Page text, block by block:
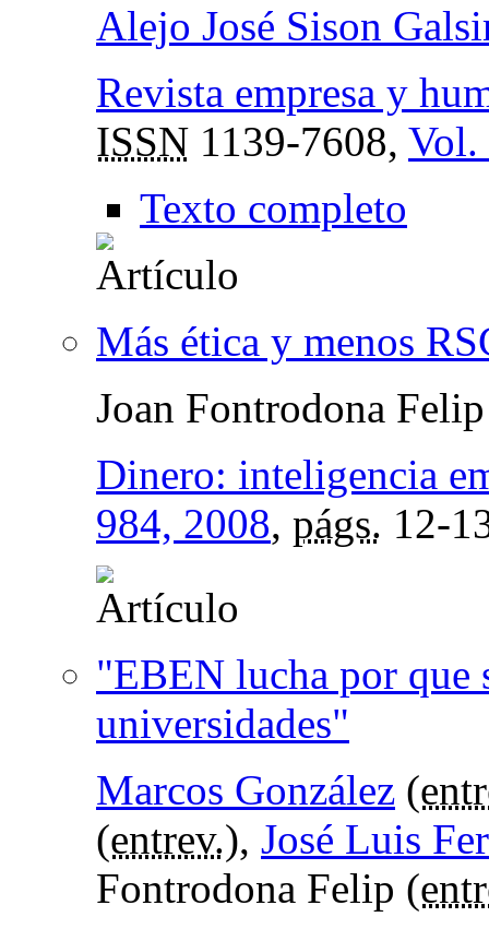
Alejo José Sison
Revista empresa y
ISSN 1139-7608, Vol.
Texto completo
Más ética y menos
Joan Fontrodona Felip
Dinero: inteligencia
984, 2008, págs. 12-
"EBEN lucha por que
universidades"
Marcos González (
(entrev.), José Luis
Fontrodona Felip (